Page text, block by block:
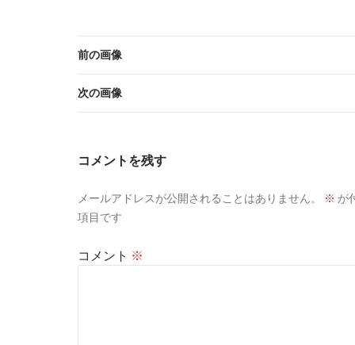
前の画像
次の画像
コメントを残す
メールアドレスが公開されることはありません。 ※ が
項目です
コメント ※